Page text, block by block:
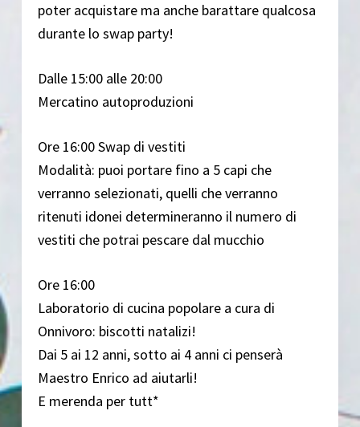
poter acquistare ma anche barattare qualcosa
durante lo swap party!
Dalle 15:00 alle 20:00
Mercatino autoproduzioni
Ore 16:00 Swap di vestiti
Modalità: puoi portare fino a 5 capi che
verranno selezionati, quelli che verranno
ritenuti idonei determineranno il numero di
vestiti che potrai pescare dal mucchio
Ore 16:00
Laboratorio di cucina popolare a cura di
Onnivoro: biscotti natalizi!
Dai 5 ai 12 anni, sotto ai 4 anni ci penserà
Maestro Enrico ad aiutarli!
E merenda per tutt*